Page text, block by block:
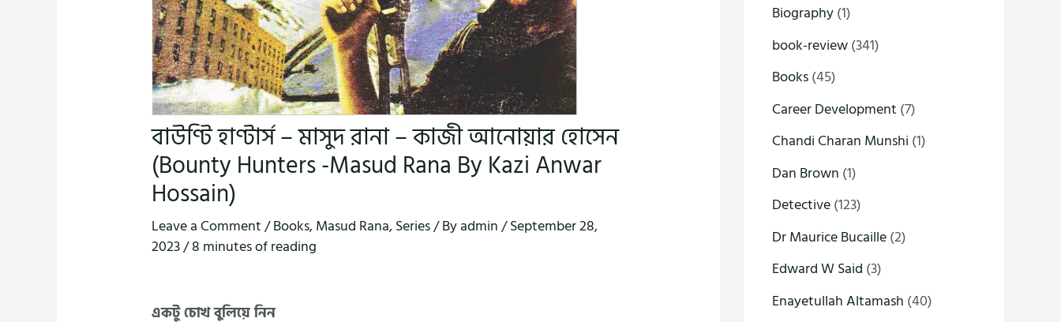
বাউণ্টি হাণ্টার্স – মাসুদ রানা – কাজী আনোয়ার হোসেন
(Bounty Hunters -Masud Rana By Kazi Anwar
Hossain)
Leave a Comment/Books,Masud Rana,Series/ Byadmin/September 28,
2023/8 minutes of reading
একটু চোখ বুলিয়ে নিন
Biography(1)
book-review(341)
Books(45)
Career Development (7)
Chandi Charan Munshi (1)
Dan Brown (1)
Detective(123)
Dr Maurice Bucaille(2)
Edward W Said (3)
Enayetullah Altamash (40)